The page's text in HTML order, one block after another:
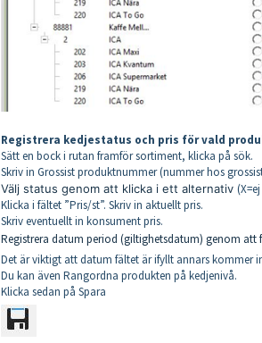
Registrera kedjestatus och pris för vald
Sätt en bock i rutan framför sortiment, klicka på sök.
Skriv in Grossist produktnummer (nummer hos
Välj status genom att klicka i ett alternativ
Klicka i fältet ”Pris/st”. Skriv in aktuellt pris.
Skriv eventuellt in konsument pris.
Registrera datum period (giltighetsdatum) genom
Det är viktigt att datum fältet är ifyllt annars kommer
Du kan även Rangordna produkten på kedjenivå.
Klicka sedan på Spara